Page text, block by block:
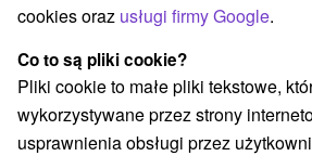
SORGER.SK
cookies oraz usługi firmy Google.
Co to są pliki cookie?
Pliki cookie to małe pliki tekstowe,
wykorzystywane przez strony
usprawnienia obsługi przez